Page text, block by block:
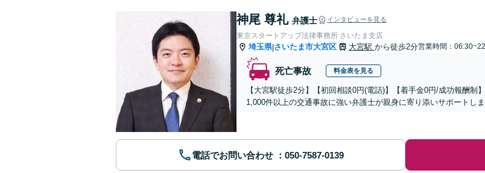
神尾 尊礼 弁護士 インタビューを見る
東京スタートアップ法律事務所 さいたま支店
埼玉県|さいたま市大宮区 大宮駅 から徒歩2分営業時間：
死亡事故 料金表を見る
【大宮駅徒歩2分】【初回相談0円(電話)】【着手金0円/成功報酬
1,000件以上の交通事故に強い弁護士が親身に寄り添いサポートし
電話でお問い合わせ